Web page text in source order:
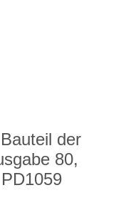
der
80,